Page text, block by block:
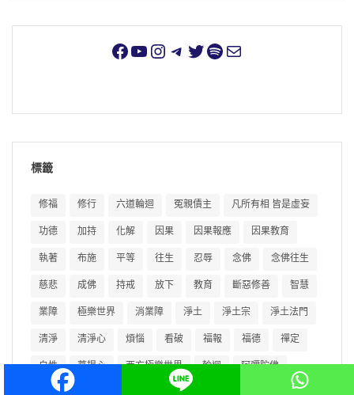
標籤
修福 修行 六道輪迴 冤親債主 凡所有相 皆是虛妄
功德 加持 化解 因果 因果報應 因果教育
執著 布施 平等 往生 忍辱 念佛 念佛往生
慈悲 成佛 持戒 放下 教育 斷惡修善 智慧
業障 極樂世界 消業障 淨土 淨土宗 淨土法門
清淨 清淨心 煩惱 看破 福報 福德 禪定
自性 菩提心 西方極樂世界 輪迴 阿彌陀佛
障礙